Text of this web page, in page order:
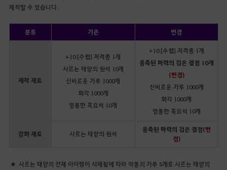
제작할 수 있습니다.
분류 기존 변경
제작 재료
+10 [수렵] 저격총 1개
사르는 태양의 원석 10개
신비로운 가루 1000개
화각 1000개
영롱한 흑요석 10개
+10 [수렵] 저격총 1개
응축된 마력의 검은 결정 10개
(변경)
신비로운 가루 1000개
화각 1000개
영롱한 흑요석 10개
강화 재료 사르는 태양의 원석
응축된 마력의 검은 결정(변
경)
사르는 태양의 잔재 아이템이 삭제됨에 따라 악몽의 가루 5개로 사르는 태양의